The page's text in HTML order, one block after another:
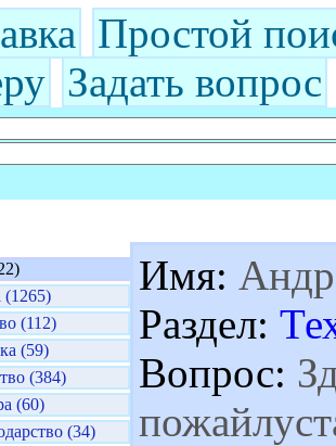
Простой
Задать вопрос
(1265)
(112)
(59)
(384)
(60)
(34)
Имя:
Раздел:
Вопрос: